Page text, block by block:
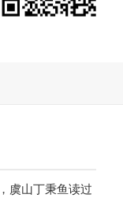
虞山丁秉鱼读过